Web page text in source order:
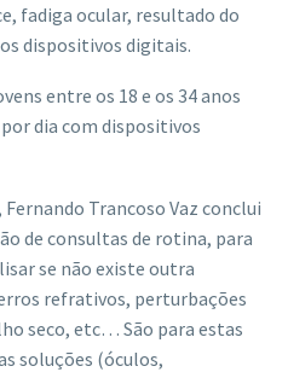
fadiga ocular, resultado do
dispositivos digitais.
entre os 18 e os 34 anos
dia com dispositivos
Trancoso Vaz conclui
de consultas de rotina, para
se não existe outra
refrativos, perturbações
seco, etc… São para estas
soluções (óculos,